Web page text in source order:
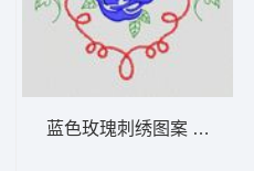
蓝色玫瑰刺绣图案 植物花型